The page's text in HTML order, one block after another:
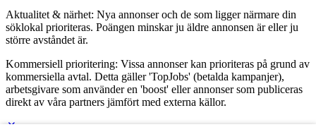
Aktualitet & närhet: Nya annonser och de som ligger närmare din
söklokal prioriteras. Poängen minskar ju äldre annonsen är eller ju
större avståndet är.
Kommersiell prioritering: Vissa annonser kan prioriteras på grund av
kommersiella avtal. Detta gäller 'TopJobs' (betalda kampanjer),
arbetsgivare som använder en 'boost' eller annonser som publiceras
direkt av våra partners jämfört med externa källor.